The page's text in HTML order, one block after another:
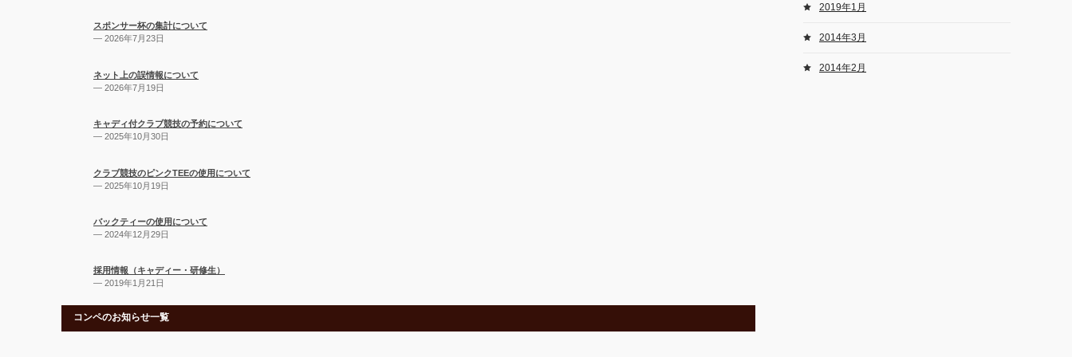
スポンサー杯の集計について
— 2026年7月23日
ネット上の誤情報について
— 2026年7月19日
キャディ付クラブ競技の予約について
— 2025年10月30日
クラブ競技のピンクTEEの使用について
— 2025年10月19日
バックティーの使用について
— 2024年12月29日
採用情報（キャディー・研修生）
— 2019年1月21日
コンペのお知らせ一覧
2019年1月
2014年3月
2014年2月